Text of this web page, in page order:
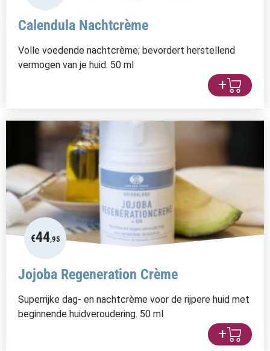
Calendula Nachtcrème
Volle voedende nachtcrème; bevordert herstellend
vermogen van je huid. 50 ml
+
€44,95
Jojoba Regeneration Crème
Superrijke dag- en nachtcrème voor de rijpere huid met
beginnende huidveroudering. 50 ml
+